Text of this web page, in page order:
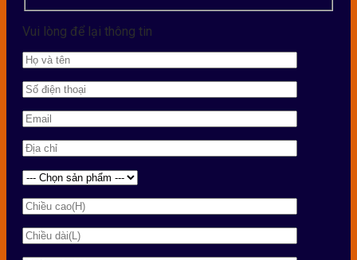
Vui lòng để lại thông tin